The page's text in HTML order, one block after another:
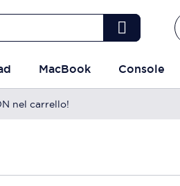
MacBook Console
nel carrello!